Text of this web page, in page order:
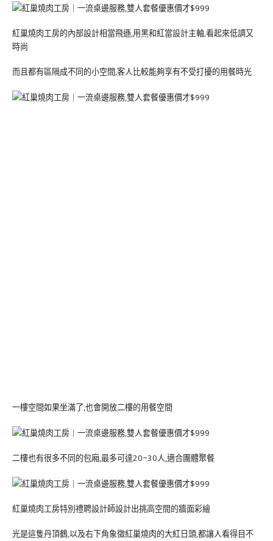
紅巢燒肉工房的內部設計相當飛遜,用黑和紅當設計主軸,看起來低調又
時尚
而且都有區隔成不同的小空間,客人比較能夠享有不受打擾的用餐時光
一樓空間如果坐滿了,也會開放二樓的用餐空間
二樓也有很多不同的包廂,最多可達20~30人,適合團體聚餐
紅巢燒肉工房特別禮聘設計師設計出挑高空間的牆面彩繪
光是這隻丹頂鶴,以及右下角象徵紅巢燒肉的大紅日頭,都讓人看得目不